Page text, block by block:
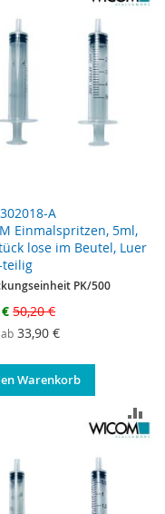
A
Einmalspritzen, 5ml,
lose im Beutel, Luer
teilig
PK/500
50,20 €
33,90 €
Warenkorb
WUNSCHLISTE